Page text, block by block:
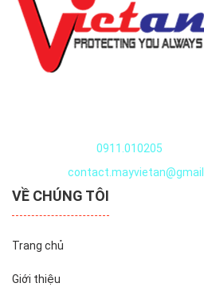
-Quần áo thủy sản, đồng phục thủy
nhân chế biến thủy sản được Việt
chi tiết. ️In, thêu Logo miễn phí.
cầu của khách hàng.
-Miễn phí vận chuyển khi đặt đồng
áo thực phẩm tại cty May Việt An
như hình,
0911.010205
VỀ CHÚNG TÔI
Trang chủ
Giới thiệu